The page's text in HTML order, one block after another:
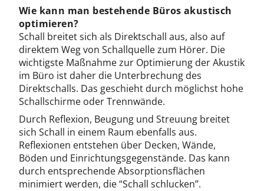
Wie kann man bestehende Büros akustisch
optimieren?
Schall breitet sich als Direktschall aus, also auf
direktem Weg von Schallquelle zum Hörer. Die
wichtigste Maßnahme zur Optimierung der Akustik
im Büro ist daher die Unterbrechung des
Direktschalls. Das geschieht durch möglichst hohe
Schallschirme oder Trennwände.
Durch Reflexion, Beugung und Streuung breitet
sich Schall in einem Raum ebenfalls aus.
Reflexionen entstehen über Decken, Wände,
Böden und Einrichtungsgegenstände. Das kann
durch entsprechende Absorptionsflächen
minimiert werden, die “Schall schlucken”.